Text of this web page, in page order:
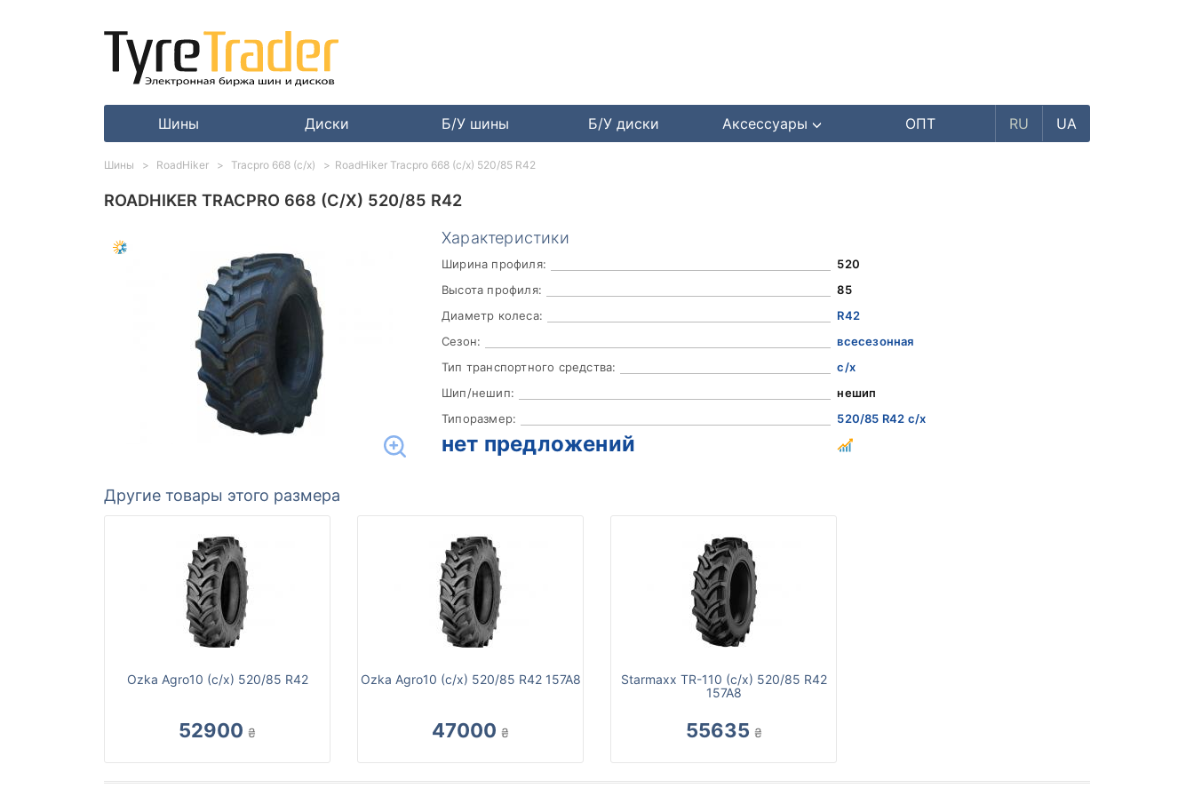
Шины Диски Б/У шины Б/У диски Аксессуары ОПТ RU UA
ROADHIKER TRACPRO 668 (С/Х) 520/85 R42
Характеристики
Ширина профиля:
520
Высота профиля:
85
Диаметр колеса:
R42
Сезон:
всесезонная
Тип транспортного средства:
с/х
Шип/нешип:
нешип
Типоразмер:
520/85 R42 с/х
нет предложений
Другие товары этого размера
Ozka Agro10 (с/х) 520/85 R42
52900 ₴
Ozka Agro10 (с/х) 520/85 R42 157A8
47000 ₴
Starmaxx TR-110 (с/х) 520/85 R42
157A8
55635 ₴
Шины RoadHiker Tracpro 668 (с/х) RoadHiker Tracpro 668 (с/х) 520/85 R42